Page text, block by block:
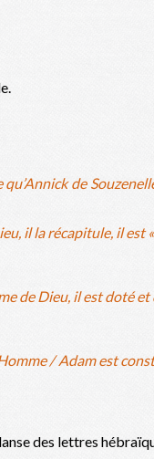
de
il la récapitule, il est
de Dieu, il est doté
/ Adam est
des lettres